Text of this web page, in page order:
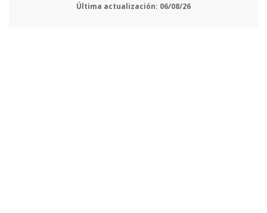
Última actualización: 06/08/26